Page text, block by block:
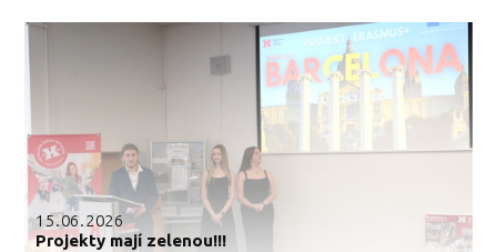
15.06.2026
Projekty mají zelenou!!!